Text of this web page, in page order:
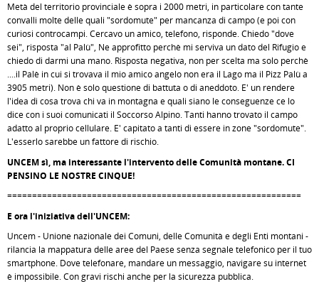
Metà del territorio provinciale è sopra i 2000 metri, in particolare con tante
convalli molte delle quali "sordomute" per mancanza di campo (e poi con
curiosi controcampi. Cercavo un amico, telefono, risponde. Chiedo "dove
sei", risposta "al Palù", Ne approfitto perchè mi serviva un dato del Rifugio e
chiedo di darmi una mano. Risposta negativa, non per scelta ma solo perchè
....il Palè in cui si trovava il mio amico angelo non era il Lago ma il Pizz Palù a
3905 metri). Non è solo questione di battuta o di aneddoto. E' un rendere
l'idea di cosa trova chi va in montagna e quali siano le conseguenze ce lo
dice con i suoi comunicati il Soccorso Alpino. Tanti hanno trovato il campo
adatto al proprio cellulare. E' capitato a tanti di essere in zone "sordomute".
L'esserlo sarebbe un fattore di rischio.
UNCEM sì, ma interessante l'intervento delle Comunità montane. CI
PENSINO LE NOSTRE CINQUE!
===========================================================
E ora l'iniziativa dell'UNCEM:
Uncem - Unione nazionale dei Comuni, delle Comunità e degli Enti montani -
rilancia la mappatura delle aree del Paese senza segnale telefonico per il tuo
smartphone. Dove telefonare, mandare un messaggio, navigare su internet
è impossibile. Con gravi rischi anche per la sicurezza pubblica.